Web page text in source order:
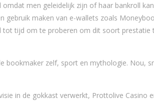
men geleidelijk zijn of haar bankroll
gebruik maken van e-wallets zoals
tijd om te proberen om dit soort prestatie
bookmaker zelf, sport en mythologie. Nou,
in de gokkast verwerkt, Prottolive Casino